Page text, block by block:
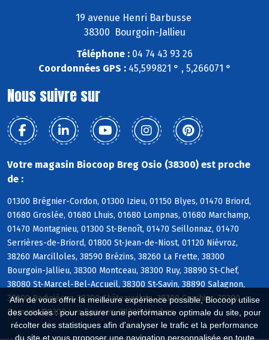
Afin de vous offrir la meilleure expérience possible, Biocoop utilise
des cookies : pour assurer une performance optimale du site, pour
récolter des statistiques afin d'analyser le trafic et la performance
du site et vous proposer une navigation personnalisée en toute
19 avenue Henri Barbusse
38300 Bourgoin-Jallieu
Téléphone : 04 74 43 93 26
Coordonnées GPS :45,599821 ° , 5,266071 °
Nous suivre sur
Votre magasin Biocoop Breg Osio (38300) est proche
de :
01300 Brégnier-Cordon, 01300 Izieu, 01150 Blyes, 01470 Briord,
01680 Groslée, 01680 Lhuis, 01680 Lompnas, 01680 Marchamp,
01470 Montagnieu, 01300 St-Benoît, 01470 Seillonnaz, 01470
Serrières-de-Briord, 01800 St-Jean-de-Niost, 01120 Niévroz,
38260 Marcilloles, 38590 Brézins, 38260 La Frette, 38300
Bourgoin-Jallieu, 38300 Montceau, 38300 Ruy, 38890 St-Chef,
38080 St-Marcel-Bel-Accueil, 38300 St-Savin, 38890 Salagnon,
38300 Badinières, 38300 Châteauvilain, 38300 Crachier, 38300
Domarin, 38300 Les Eparres, 38300 Maubec